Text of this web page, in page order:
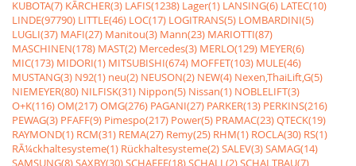
KUBOTA(7) KÃRCHER(3) LAFIS(1238) Lager(1) LANSING(6) LATEC(10)
LINDE(97790) LITTLE(46) LOC(17) LOGITRANS(5) LOMBARDINI(5)
LUGLI(37) MAFI(27) Manitou(3) Mann(23) MARIOTTI(87)
MASCHINEN(178) MAST(2) Mercedes(3) MERLO(129) MEYER(6)
MIC(173) MIDORI(1) MITSUBISHI(674) MOFFET(103) MULE(46)
MUSTANG(3) N92(1) neu(2) NEUSON(2) NEW(4) Nexen,ThaiLift,G(5)
NIEMEYER(80) NILFISK(31) Nippon(5) Nissan(1) NOBLELIFT(3)
O+K(116)OM(217)OMG(276) PAGANI(27) PARKER(13) PERKINS(216)
PEWAG(3) PFAFF(9) Pimespo(217) Power(5) PRAMAC(23)QTECK(19)
RAYMOND(1) RCM(31) REMA(27) Remy(25) RHM(1) ROCLA(30) RS(1)
RÃ¼ckhaltesysteme(1) Rückhaltesysteme(2)SALEV(3)SAMAG(14)
SAMSUNG(8)SAXBY(30)SCHAEFF(18)SCHALL(2)SCHALTBAU(7)